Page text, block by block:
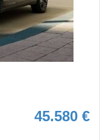
45.580 €